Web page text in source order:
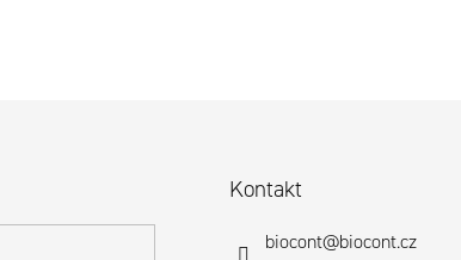
Kontakt
biocont@biocont.cz